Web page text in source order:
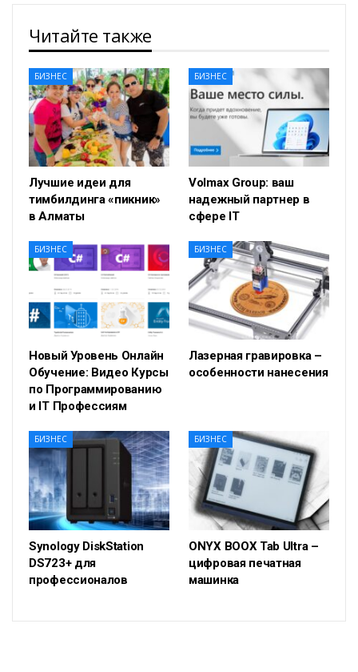
Читайте также
БИЗНЕС
Лучшие идеи для
тимбилдинга «пикник»
в Алматы
БИЗНЕС
Volmax Group: ваш
надежный партнер в
сфере IT
БИЗНЕС
Новый Уровень Онлайн
Обучение: Видео Курсы
по Программированию
и IT Профессиям
БИЗНЕС
Лазерная гравировка –
особенности нанесения
БИЗНЕС
Synology DiskStation
DS723+ для
профессионалов
БИЗНЕС
ONYX BOOX Tab Ultra –
цифровая печатная
машинка